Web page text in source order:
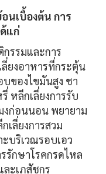
นเบื้องต้น การ
แก่
รรมและการ
ยงอาหารที่กระตุ้น
ของไขมันสูง ชา
หลีกเลี่ยงการรับ
งก่อนนอน พยายาม
ลี่ยงการสวม
บริเวณรอบเอว
รักษาโรคกรดไหล
ะเภสัชกร